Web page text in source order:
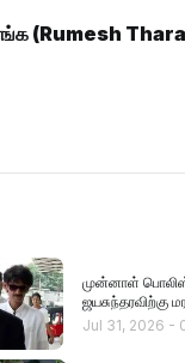
(Rumesh
முன்னாள்
Jul 31, 2026 -